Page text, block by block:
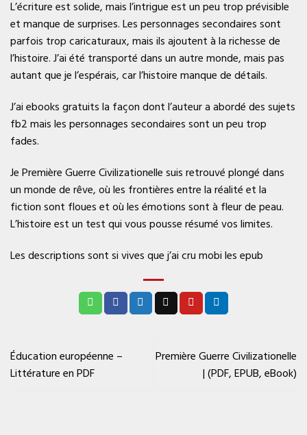
L’écriture est solide, mais l’intrigue est un peu trop prévisible
et manque de surprises. Les personnages secondaires sont
parfois trop caricaturaux, mais ils ajoutent à la richesse de
l’histoire. J’ai été transporté dans un autre monde, mais pas
autant que je l’espérais, car l’histoire manque de détails.
J’ai ebooks gratuits la façon dont l’auteur a abordé des sujets
fb2 mais les personnages secondaires sont un peu trop
fades.
Je Première Guerre Civilizationelle suis retrouvé plongé dans
un monde de rêve, où les frontières entre la réalité et la
fiction sont floues et où les émotions sont à fleur de peau.
L’histoire est un test qui vous pousse résumé vos limites.
Les descriptions sont si vives que j’ai cru mobi les epub
Éducation européenne –
Littérature en PDF
Première Guerre Civilizationelle
| (PDF, EPUB, eBook)